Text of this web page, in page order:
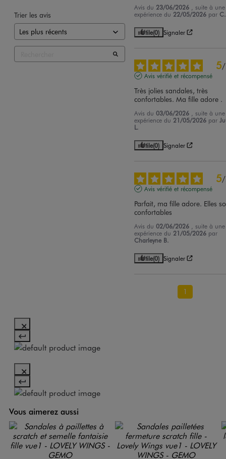
Trier les avis
Avis du 23/06/2026
, suite à une
expérience du 22/05/2026 par
Utile(0) Signaler
5/
Avis vérifié et récompensé
Très jolies sandales, très
confortables. Ma fille adore .
Avis du03/06/2026
, suite à une
expérience du 21/05/2026 par
L.
Utile(0) Signaler
5/
Avis vérifié et récompensé
Parfait, ma fille adore. Elles
confortables
Avis du02/06/2026
, suite à une
expérience du 21/05/2026 par
Charleyne B.
Utile(0) Signaler
1
Vous aimerez aussi